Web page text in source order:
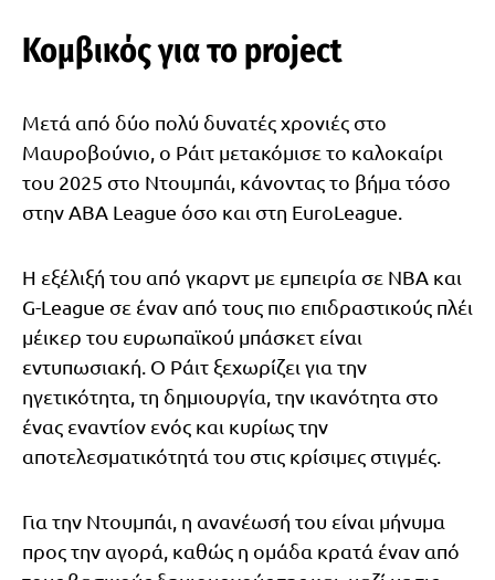
Κομβικός για το project
Μετά από δύο πολύ δυνατές χρονιές στο
Μαυροβούνιο, ο Ράιτ μετακόμισε το καλοκαίρι
του 2025 στο Ντουμπάι, κάνοντας το βήμα τόσο
στην ABA League όσο και στη EuroLeague.
Η εξέλιξή του από γκαρντ με εμπειρία σε NBA και
G-League σε έναν από τους πιο επιδραστικούς πλέι
μέικερ του ευρωπαϊκού μπάσκετ είναι
εντυπωσιακή. Ο Ράιτ ξεχωρίζει για την
ηγετικότητα, τη δημιουργία, την ικανότητα στο
ένας εναντίον ενός και κυρίως την
αποτελεσματικότητά του στις κρίσιμες στιγμές.
Για την Ντουμπάι, η ανανέωσή του είναι μήνυμα
προς την αγορά, καθώς η ομάδα κρατά έναν από